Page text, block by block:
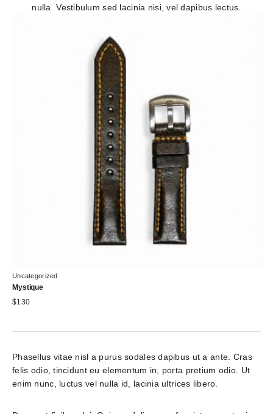
nulla. Vestibulum sed lacinia nisi, vel dapibus lectus.
Uncategorized
Mystique
$130
Phasellus vitae nisl a purus sodales dapibus ut a ante. Cras
felis odio, tincidunt eu elementum in, porta pretium odio. Ut
enim nunc, luctus vel nulla id, lacinia ultrices libero.